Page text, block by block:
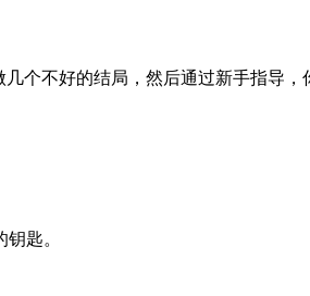
个不好的结局，然后通过新手指导，
匙。